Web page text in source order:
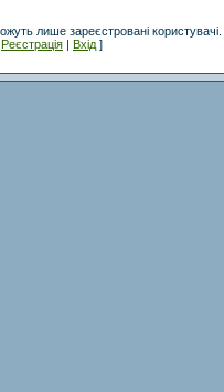
лише зареєстровані користувачі.
Реєстрація Вхід ]